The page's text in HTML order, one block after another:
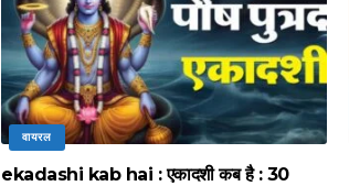
वायरल
ekadashi kab hai : एकादशी कब है : 30